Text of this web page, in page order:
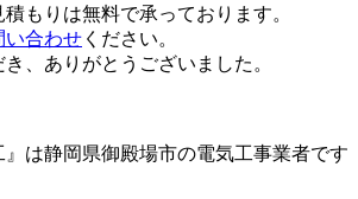
もりは無料で承っております。
い合わせ ください。
、ありがとうございました。
』は静岡県御殿場市の電気工事業者です